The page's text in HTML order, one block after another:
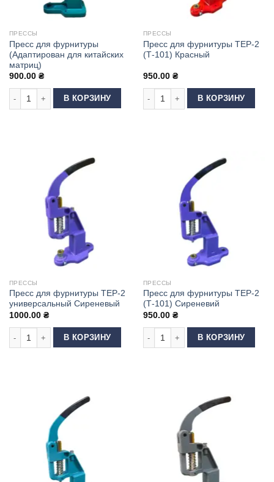
ПРЕССЫ
Пресс для фурнитуры
(Адаптирован для китайских
матриц)
900.00 ₴
Количество товара Пресс для фурнитуры (Адаптирован для китайских
В КОРЗИНУ
ПРЕССЫ
Пресс для фурнитуры ТЕР-2
(Т-101) Красный
950.00 ₴
Количество товара Пресс для
В КОРЗИНУ
ПРЕССЫ
Пресс для фурнитуры ТЕР-2
универсальный Сиреневый
1000.00 ₴
Количество товара Пресс для фурнитуры ТЕР-2 универсальный
В КОРЗИНУ
ПРЕССЫ
Пресс для фурнитуры ТЕР-2
(Т-101) Сиреневий
950.00 ₴
Количество товара Пресс для
В КОРЗИНУ